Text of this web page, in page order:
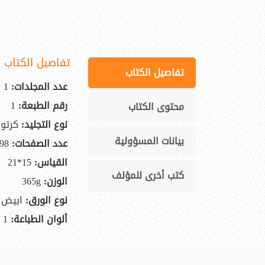
تفاصيل الكتاب
محتوى الكتاب
بيانات المسؤولية
كتب أخرى للمؤلف
تفاصيل الكتاب
عدد المجلدات: 1
رقم الطبعة: 1
نوع التجليد:
عدد الصفحات:
القياس:15*21
الوزن:365g
نوع الورق: ابيض
ألوان الطباعة: 1